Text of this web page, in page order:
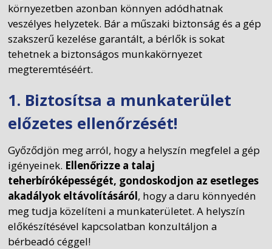
környezetben azonban könnyen adódhatnak
veszélyes helyzetek. Bár a műszaki biztonság és a gép
szakszerű kezelése garantált, a bérlők is sokat
tehetnek a biztonságos munkakörnyezet
megteremtéséért.
1. Biztosítsa a munkaterület
előzetes ellenőrzését!
Győződjön meg arról, hogy a helyszín megfelel a gép
igényeinek. Ellenőrizze a talaj
teherbíróképességét, gondoskodjon az esetleges
akadályok eltávolításáról, hogy a daru könnyedén
meg tudja közelíteni a munkaterületet. A helyszín
előkészítésével kapcsolatban konzultáljon a
bérbeadó céggel!